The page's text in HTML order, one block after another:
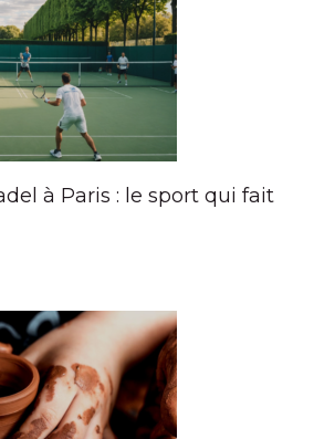
à Paris : le sport qui fait